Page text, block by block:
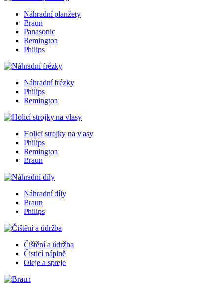
Náhradní planžety
Braun
Panasonic
Remington
Philips
Náhradní frézky
Philips
Remington
Holicí strojky na vlasy
Philips
Remington
Braun
Náhradní díly
Braun
Philips
Čištění a údržba
Čisticí náplně
Oleje a spreje